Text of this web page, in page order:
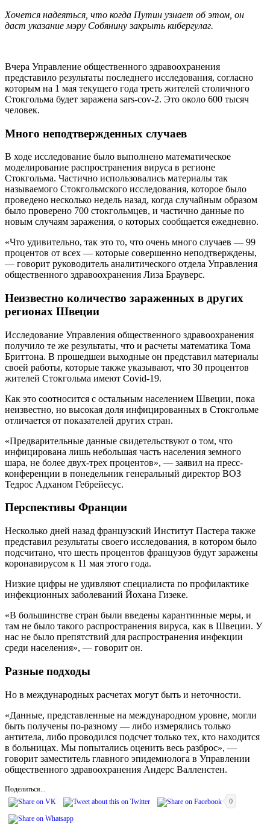
Хочется надеяться, что когда Путин узнает об этом, он
даст указание мэру Собянину закрыть кибергулаг.
Вчера Управление общественного здравоохранения
представило результаты последнего исследования, согласно
которым на 1 мая текущего года треть жителей столичного
Стокгольма будет заражена sars-cov-2. Это около 600 тысяч
человек.
Много неподтвержденных случаев
В ходе исследование было выполнено математическое
моделирование распространения вируса в регионе
Стокгольма. Частично использовались материалы так
называемого Стокгольмского исследования, которое было
проведено несколько недель назад, когда случайным образом
было проверено 700 стокгольмцев, и частично данные по
новым случаям заражения, о которых сообщается ежедневно.
«Что удивительно, так это то, что очень много случаев — 99
процентов от всех — которые совершенно неподтверждены,
— говорит руководитель аналитического отдела Управления
общественного здравоохранения Лиза Брауверс.
Неизвестно количество зараженных в других
регионах Швеции
Исследование Управления общественного здравоохранения
получило те же результаты, что и расчеты математика Тома
Бриттона. В прошедшеи выходные он представил материалы
своей работы, которые также указывают, что 30 процентов
жителей Стокгольма имеют Cоvid-19.
Как это соотносится с остальным населением Швеции, пока
неизвестно, но высокая доля инфицированных в Стокгольме
отличается от показателей других стран.
«Предварительные данные свидетельствуют о том, что
инфицирована лишь небольшая часть населения земного
шара, не более двух-трех процентов», — заявил на пресс-
конференции в понедельник генеральный директор ВОЗ
Тедрос Адханом Гебрейесус.
Перспективы Франции
Несколько дней назад французский Институт Пастера также
представил результаты своего исследования, в котором было
подсчитано, что шесть процентов французов будут заражены
коронавирусом к 11 мая этого года.
Низкие цифры не удивляют специалиста по профилактике
инфекционных заболеваний Йохана Гизеке.
«В большинстве стран были введены карантинные меры, и
там не было такого распространения вируса, как в Швеции. У
нас не было препятствий для распространения инфекции
среди населения», — говорит он.
Разные подходы
Но в международных расчетах могут быть и неточности.
«Данные, представленные на международном уровне, могли
быть получены по-разному — либо измерялись только
антитела, либо проводился подсчет только тех, кто находится
в больницах. Мы попытались оценить весь разброс», —
говорит заместитель главного эпидемиолога в Управлении
общественного здравоохранения Андерс Валленстен.
Поделиться...
0